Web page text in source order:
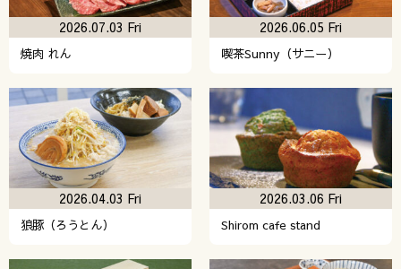
焼肉 れん
2026.07.03 Fri
喫茶Sunny（サニー）
2026.06.05 Fri
狼豚（ろうとん）
2026.04.03 Fri
Shirom cafe stand
2026.03.06 Fri